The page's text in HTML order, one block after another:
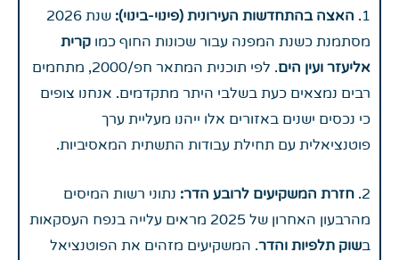
1. האצה בהתחדשות העירונית (פינוי-בינוי):
שנת 2026
מסתמנת כשנת המפנה עבור שכונות החוף כמו קרית
אליעזר ועין הים
. לפי תוכנית המתאר חפ/2000, מתחמים
רבים נמצאים כעת בשלבי היתר מתקדמים. אנחנו צופים
כי נכסים ישנים באזורים אלו ייהנו מעליית ערך
פוטנציאלית עם תחילת עבודות התשתית המאסיביות.
2. חזרת המשקיעים לרובע הדר: נתוני רשות המיסים
מהרבעון האחרון של 2025 מראים עלייה בנפח העסקאות
בשוק תלפיות והדר. המשקיעים מזהים את הפוטנציאל